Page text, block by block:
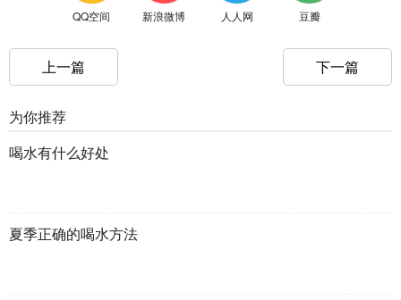
QQ空间 新浪微博 人人网 豆瓣
上一篇 下一篇
为你推荐
喝水有什么好处
夏季正确的喝水方法